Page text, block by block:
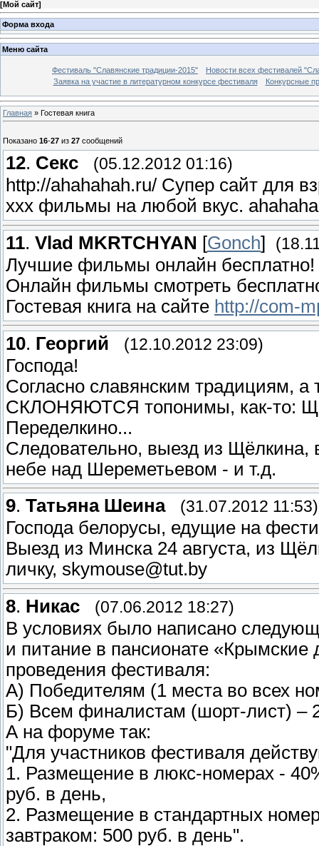
[Мой сайт]
Форма входа
Меню сайта
Фестиваль "Славянские традиции-2015"
Новости всех фестивалей
Заявка на участие в литературном конкурсе фестиваля
Конкурсные
Главная » Гостевая книга
Показано 16-27 из 27 сообщений
12. Секс (05.12.2012 01:16)
http://ahahahah.ru/ Супер сайт для
xxx фильмы на любой вкус.
11. Vlad MKRTCHYAN [Gonch]
Лучшие фильмы онлайн
Онлайн фильмы смотреть
Гостевая книга на сайте http://com-
10. Георгий (12.10.2012 23:09)
Господа!
Согласно славянским традициям, а
СКЛОНЯЮТСЯ топонимы, как-то:
Переделкино...
Следовательно, выезд из Щёлкина,
небе над Шереметьевом - и т.д.
9. Татьяна Шеина (31.07.2012 11:53)
Господа белорусы, едущие на
Выезд из Минска 24 августа, из
личку, skymouse@tut.by
8. Никас (07.06.2012 18:27)
В условиях было написано
и питание в пансионате
проведения фестиваля:
А) Победителям (1 места во всех
Б) Всем финалистам (шорт-лист) –
А на форуме так:
"Для участников фестиваля
1. Размещение в люкс-номерах -
руб. в день,
2. Размещение в стандартных
завтраком: 500 руб. в день".